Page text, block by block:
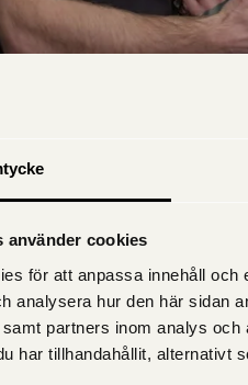
använder cookies
för att anpassa innehåll
analysera hur den här sidan
partners inom analys
har tillhandahållit, alternativt
hur du felsöker ett
vridbeslagen, vilket visas
delar gärna med oss av
ett lättskött och hållbart hem
och underhåll. Har vi
svaret även där får du
innehållet som du föreslår